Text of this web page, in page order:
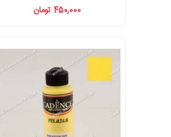
450,000 تومان